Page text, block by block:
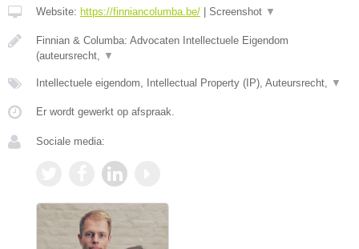
Website: https://finniancolumba.be/ Screenshot ▼
Finnian & Columba: Advocaten Intellectuele Eigendom
(auteursrecht,
▼
Intellectuele eigendom, Intellectual Property (IP), Auteursrecht, ▼
Er wordt gewerkt op afspraak.
Sociale media: